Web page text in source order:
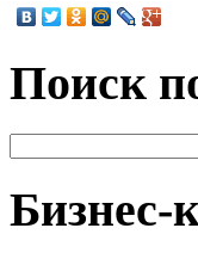
Поиск
Бизнес-